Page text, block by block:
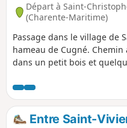
Départ à Saint-
(Charente-Maritime)
Passage dans le village de
hameau de Cugné.
dans un petit bois et
Entre Saint-